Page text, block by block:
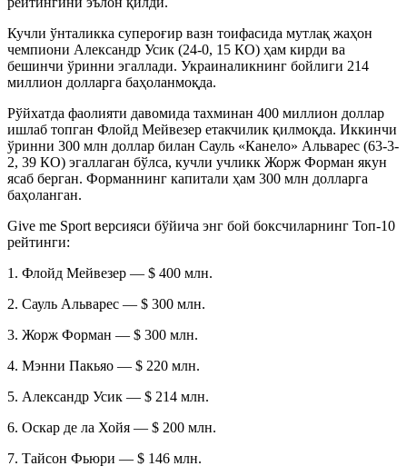
Кучли ўнталикка супероғир вазн тоифасида мутлақ жаҳон
чемпиони Александр Усик (24-0, 15 КО) ҳам кирди ва
бешинчи ўринни эгаллади. Украиналикнинг бойлиги 214
миллион долларга баҳоланмоқда.
Рўйхатда фаолияти давомида тахминан 400 миллион доллар
ишлаб топган Флойд Мейвезер етакчилик қилмоқда. Иккинчи
ўринни 300 млн доллар билан Сауль «Канело» Альварес (63-3-
2, 39 КО) эгаллаган бўлса, кучли учликк Жорж Форман якун
ясаб берган. Форманнинг капитали ҳам 300 млн долларга
баҳоланган.
Give me Sport версияси бўйича энг бой боксчиларнинг Топ-10
рейтинги:
1. Флойд Мейвезер — $ 400 млн.
2. Сауль Альварес — $ 300 млн.
3. Жорж Форман — $ 300 млн.
4. Мэнни Пакьяо — $ 220 млн.
5. Александр Усик — $ 214 млн.
6. Оскар де ла Хойя — $ 200 млн.
7. Тайсон Фьюри — $ 146 млн.